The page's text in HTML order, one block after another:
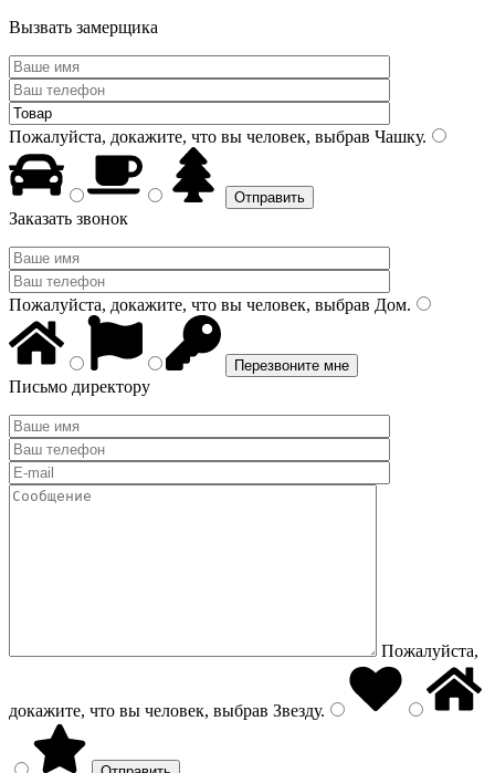
Вызвать замерщика
Пожалуйста, докажите, что вы человек, выбрав Чашку.
Заказать звонок
Пожалуйста, докажите, что вы человек, выбрав Дом.
Письмо директору
Пожалуйста,
докажите, что вы человек, выбрав Звезду.